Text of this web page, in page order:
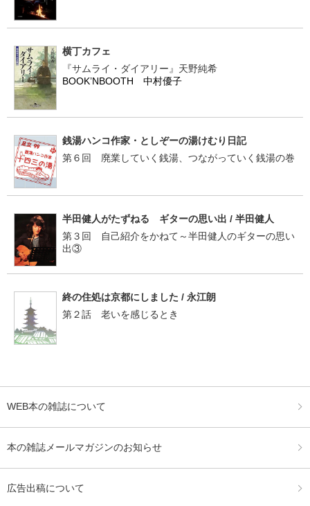
横丁カフェ
『サムライ・ダイアリー』天野純希
BOOK’NBOOTH 中村優子
銭湯ハンコ作家・としぞーの湯けむり日記
第６回 廃業していく銭湯、つながっていく銭湯の巻
半田健人がたずねる ギターの思い出 / 半田健人
第３回 自己紹介をかねて～半田健人のギターの思い
出③
終の住処は京都にしました / 永江朗
第２話 老いを感じるとき
WEB本の雑誌について
本の雑誌メールマガジンのお知らせ
広告出稿について